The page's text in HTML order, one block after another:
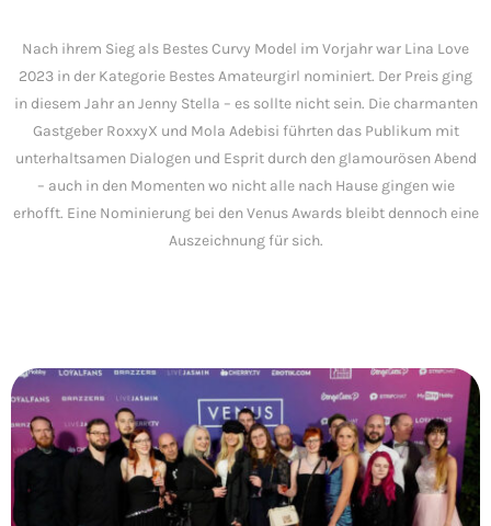
Nach ihrem Sieg als Bestes Curvy Model im Vorjahr war Lina Love
2023 in der Kategorie Bestes Amateurgirl nominiert. Der Preis ging
in diesem Jahr an Jenny Stella – es sollte nicht sein. Die charmanten
Gastgeber RoxxyX und Mola Adebisi führten das Publikum mit
unterhaltsamen Dialogen und Esprit durch den glamourösen Abend
– auch in den Momenten wo nicht alle nach Hause gingen wie
erhofft. Eine Nominierung bei den Venus Awards bleibt dennoch eine
Auszeichnung für sich.